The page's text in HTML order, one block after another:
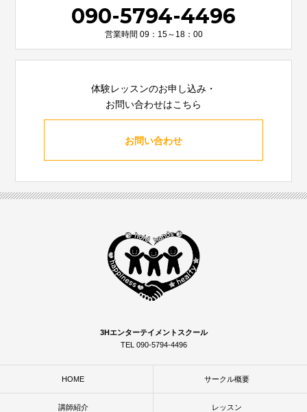
090-5794-4496
営業時間 09：15～18：00
体験レッスンのお申し込み・
お問い合わせはこちら
お問い合わせ
3Hエンターテイメントスクール
TEL 090-5794-4496
HOME サークル概要
講師紹介 レッスン